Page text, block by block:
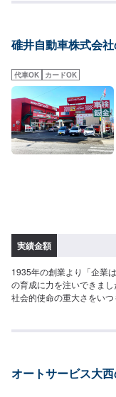
◆◆◆◆ご来店・受付◆◆◆◆
保有し修理のご依頼のお
ます！☆☆【定休日・営業
碓井自動車株式会
代車OK カードOK
実績金額
1935年の創業より「企業
の育成に力を注いできま
社会的使命の重大さをい
オートサービス大